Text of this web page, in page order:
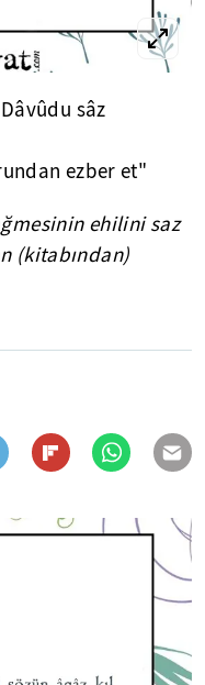
sâz
ezber et"
ehilini saz
(kitabından)